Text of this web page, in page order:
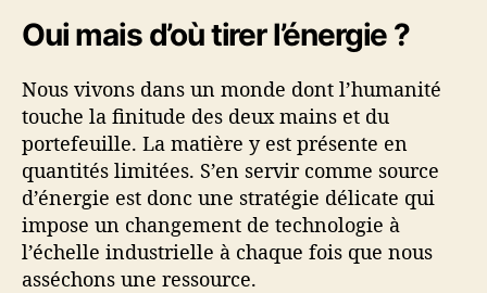
Oui mais d’où tirer l’énergie ?
Nous vivons dans un monde dont l’humanité
touche la finitude des deux mains et du
portefeuille. La matière y est présente en
quantités limitées. S’en servir comme source
d’énergie est donc une stratégie délicate qui
impose un changement de technologie à
l’échelle industrielle à chaque fois que nous
asséchons une ressource.